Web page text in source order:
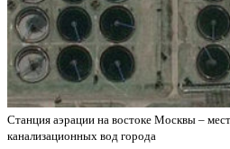
Станция аэрации на востоке Москвы –
канализационных вод города